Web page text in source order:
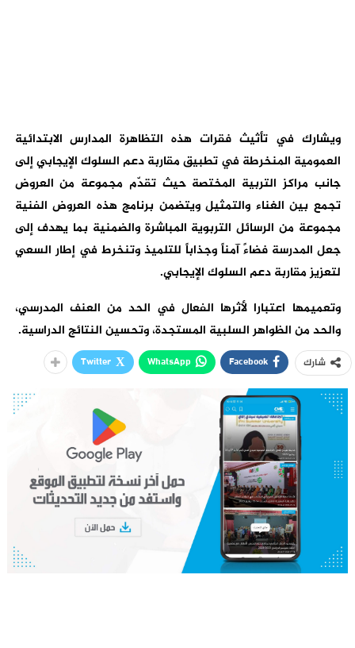
ويشارك في تأثيث فقرات هذه التظاهرة المدارس الابتدائية
العمومية المنخرطة في تطبيق مقاربة دعم السلوك الإيجابي إلى
جانب مراكز التربية المختصة حيث تقدّم مجموعة من العروض
تجمع بين الغناء والتمثيل ويتضمن برنامج هذه العروض الفنية
مجموعة من الرسائل التربوية المباشرة والضمنية بما يهدف إلى
جعل المدرسة فضاءً آمناً وجذاباً للتلميذ وتنخرط في إطار السعي
لتعزيز مقاربة دعم السلوك الإيجابي.
وتعميمها اعتبارا لأثرها الفعال في الحد من العنف المدرسي،
والحد من الظواهر السلبية المستجدة، وتحسين النتائج الدراسية.
شارك Facebook
WhatsApp
Twitter